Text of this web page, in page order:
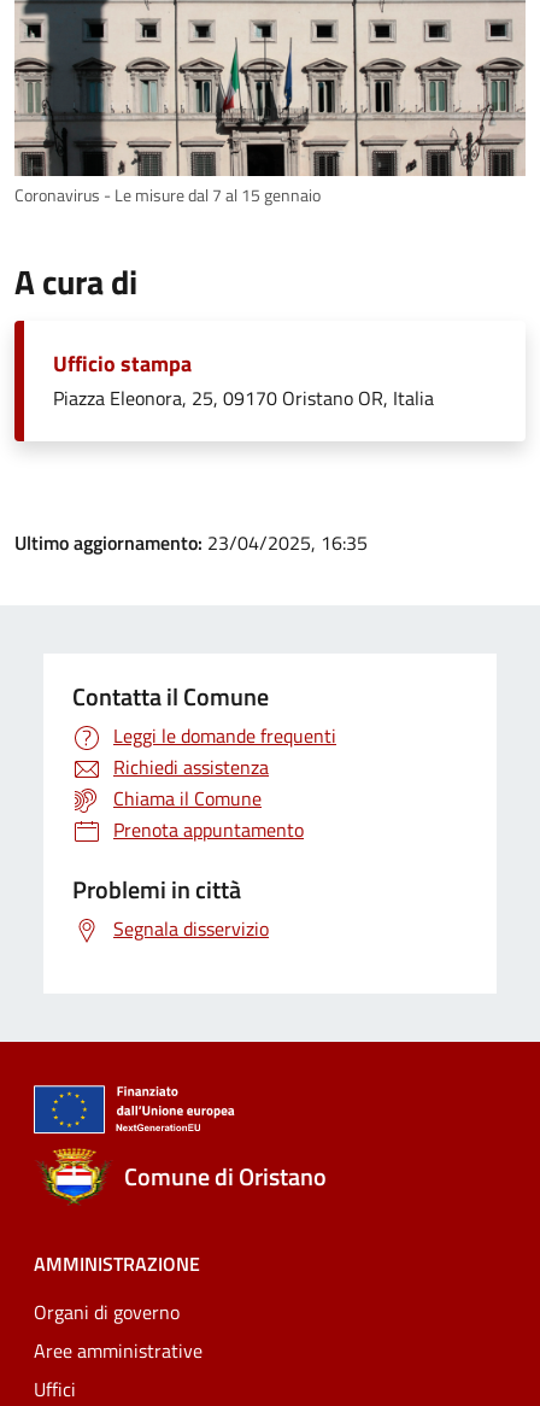
Coronavirus - Le misure dal 7 al 15 gennaio
A cura di
Ufficio stampa
Piazza Eleonora, 25, 09170 Oristano OR, Italia
Ultimo aggiornamento: 23/04/2025, 16:35
Contatta il Comune
Leggi le domande frequenti
Richiedi assistenza
Chiama il Comune
Prenota appuntamento
Problemi in città
Segnala disservizio
Comune di Oristano
AMMINISTRAZIONE
Organi di governo
Aree amministrative
Uffici